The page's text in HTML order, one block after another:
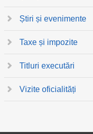
Știri și evenimente
Taxe și impozite
Titluri executări
Vizite oficialități